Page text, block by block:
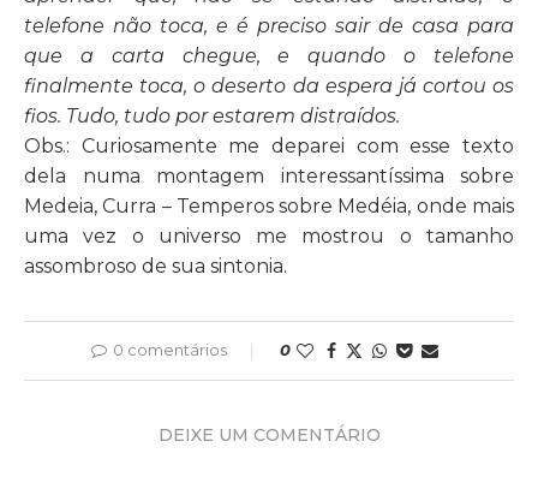
telefone não toca, e é preciso sair de casa para
que a carta chegue, e quando o telefone
finalmente toca, o deserto da espera já cortou os
fios. Tudo, tudo por estarem distraídos.
Obs.: Curiosamente me deparei com esse texto
dela numa montagem interessantíssima sobre
Medeia,Curra – Temperos sobre Medéia, onde mais
uma vez o universo me mostrou o tamanho
assombroso de sua sintonia.
0 comentários 0
DEIXE UM COMENTÁRIO